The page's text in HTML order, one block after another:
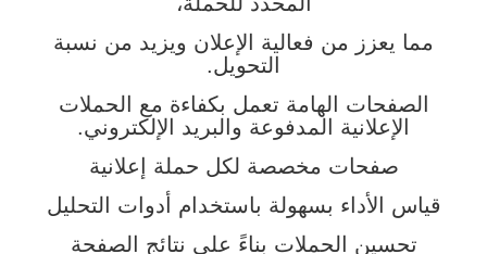
مما يعزز من فعالية الإعلان ويزيد من نسبة
التحويل.
الصفحات الهامة تعمل بكفاءة مع الحملات
الإعلانية المدفوعة والبريد الإلكتروني.
صفحات مخصصة لكل حملة إعلانية
قياس الأداء بسهولة باستخدام أدوات التحليل
تحسين الحملات بناءً على نتائج الصفحة